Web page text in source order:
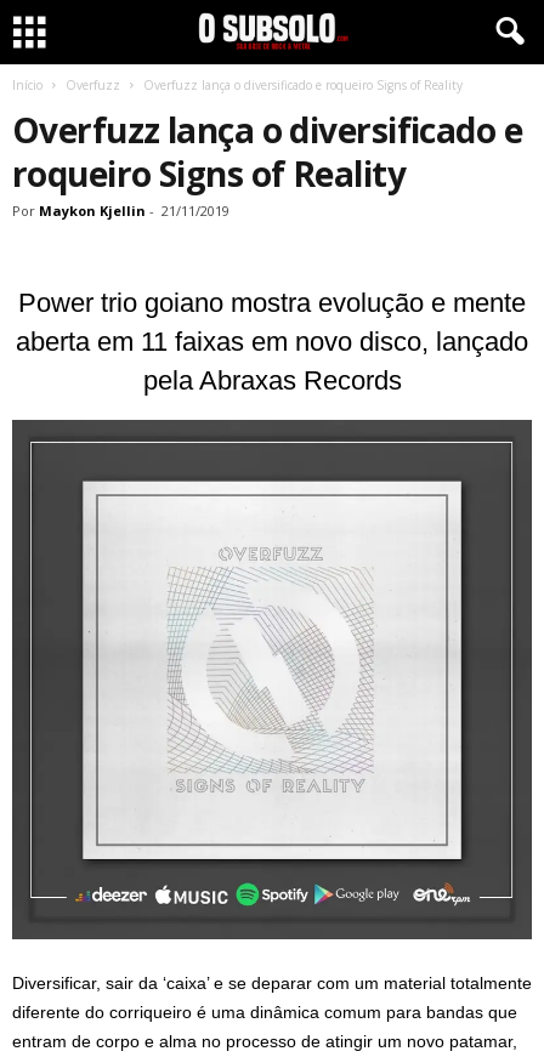
Início Overfuzz Overfuzz lança o diversificado e roqueiro Signs of Reality
Overfuzz lança o diversificado e
roqueiro Signs of Reality
Por Maykon Kjellin - 21/11/2019
Power trio goiano mostra evolução e mente
aberta em 11 faixas em novo disco, lançado
pela Abraxas Records
Diversificar, sair da ‘caixa’ e se deparar com um material totalmente
diferente do corriqueiro é uma dinâmica comum para bandas que
entram de corpo e alma no processo de atingir um novo patamar,